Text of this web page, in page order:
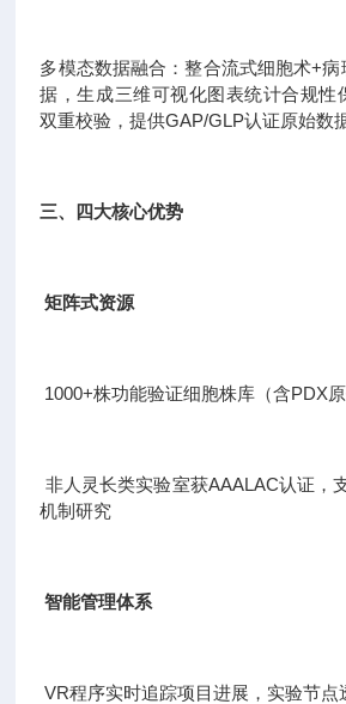
多模态数据融合：整合流式细胞术+
据，生成三维可视化图表统计合规性
双重校验，提供GAP/GLP认证原始数
三、四大核心优势
矩阵式资源
1000+株功能验证细胞株库（含PDX原
非人灵长类实验室获AAALAC认证，
机制研究
智能管理体系
VR程序实时追踪项目进展，实验节点